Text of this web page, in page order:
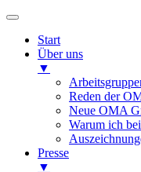
Start
Über uns
▼
Reden der
Neue OMA
Warum ich
Presse
▼